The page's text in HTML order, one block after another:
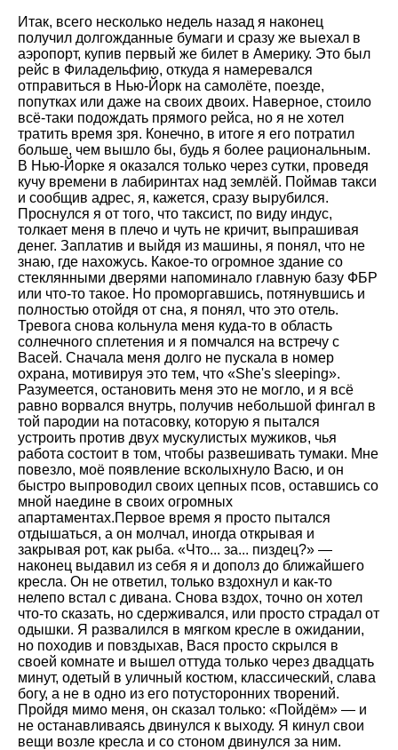
Итак, всего несколько недель назад я наконец
получил долгожданные бумаги и сразу же выехал в
аэропорт, купив первый же билет в Америку. Это был
рейс в Филадельфию, откуда я намеревался
отправиться в Нью-Йорк на самолёте, поезде,
попутках или даже на своих двоих. Наверное, стоило
всё-таки подождать прямого рейса, но я не хотел
тратить время зря. Конечно, в итоге я его потратил
больше, чем вышло бы, будь я более рациональным.
В Нью-Йорке я оказался только через сутки, проведя
кучу времени в лабиринтах над землёй. Поймав такси
и сообщив адрес, я, кажется, сразу вырубился.
Проснулся я от того, что таксист, по виду индус,
толкает меня в плечо и чуть не кричит, выпрашивая
денег. Заплатив и выйдя из машины, я понял, что не
знаю, где нахожусь. Какое-то огромное здание со
стеклянными дверями напоминало главную базу ФБР
или что-то такое. Но проморгавшись, потянувшись и
полностью отойдя от сна, я понял, что это отель.
Тревога снова кольнула меня куда-то в область
солнечного сплетения и я помчался на встречу с
Васей. Сначала меня долго не пускала в номер
охрана, мотивируя это тем, что «She's sleeping».
Разумеется, остановить меня это не могло, и я всё
равно ворвался внутрь, получив небольшой фингал в
той пародии на потасовку, которую я пытался
устроить против двух мускулистых мужиков, чья
работа состоит в том, чтобы развешивать тумаки. Мне
повезло, моё появление всколыхнуло Васю, и он
быстро выпроводил своих цепных псов, оставшись со
мной наедине в своих огромных
апартаментах.Первое время я просто пытался
отдышаться, а он молчал, иногда открывая и
закрывая рот, как рыба. «Что... за... пиздец?» —
наконец выдавил из себя я и дополз до ближайшего
кресла. Он не ответил, только вздохнул и как-то
нелепо встал с дивана. Снова вздох, точно он хотел
что-то сказать, но сдерживался, или просто страдал от
одышки. Я развалился в мягком кресле в ожидании,
но походив и повздыхав, Вася просто скрылся в
своей комнате и вышел оттуда только через двадцать
минут, одетый в уличный костюм, классический, слава
богу, а не в одно из его потусторонних творений.
Пройдя мимо меня, он сказал только: «Пойдём» — и
не останавливаясь двинулся к выходу. Я кинул свои
вещи возле кресла и со стоном двинулся за ним.